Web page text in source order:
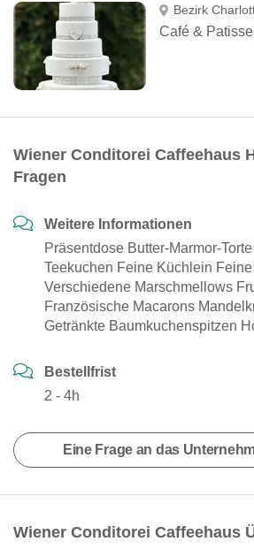
Bezirk
Café &
Wiener Conditorei Caffeehaus
Fragen
Weitere Informationen
Präsentdose Butter-Marmor-
Teekuchen Feine Küchlein
Verschiedene Marschmellows
Französische Macarons
Getränkte Baumkuchenspitzen
Bestellfrist
2 - 4h
Eine Frage an das
Wiener Conditorei Caffeehaus